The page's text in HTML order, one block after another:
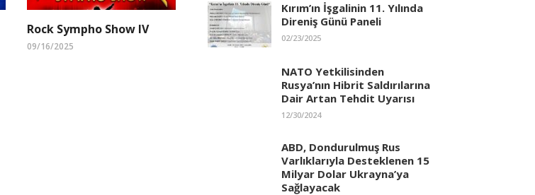
Rock Sympho Show IV
09/16/2025
Kırım’ın İşgalinin 11. Yılında
Direniş Günü Paneli
02/23/2025
NATO Yetkilisinden
Rusya’nın Hibrit Saldırılarına
Dair Artan Tehdit Uyarısı
12/30/2024
ABD, Dondurulmuş Rus
Varlıklarıyla Desteklenen 15
Milyar Dolar Ukrayna’ya
Sağlayacak